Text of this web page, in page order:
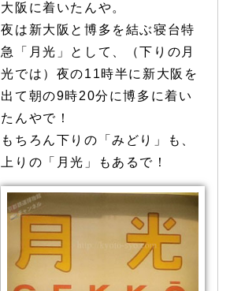
大阪に着いたんや。
夜は新大阪と博多を結ぶ寝台特
急「月光」として、（下りの月
光では）夜の11時半に新大阪を
出て朝の9時20分に博多に着い
たんやで！
もちろん下りの「みどり」も、
上りの「月光」もあるで！